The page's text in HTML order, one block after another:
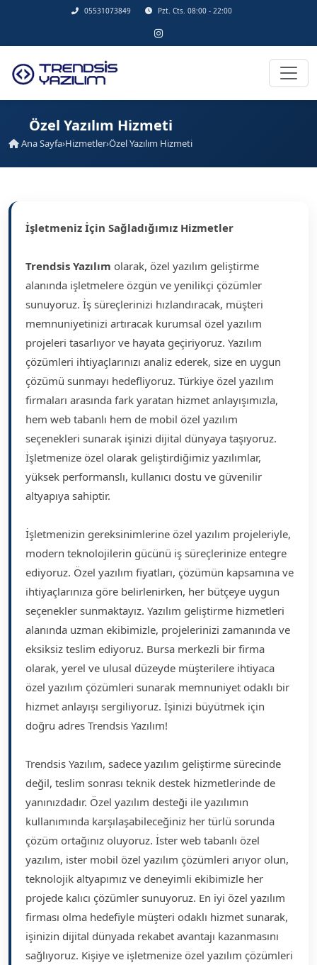
05531073849 Pzt. Cts. 08:00 - 22:00
Özel Yazılım Hizmeti
Ana Sayfa›Hizmetler›Özel Yazılım Hizmeti
İşletmeniz İçin Sağladığımız Hizmetler
Trendsis Yazılım olarak, özel yazılım geliştirme
alanında işletmelere özgün ve yenilikçi çözümler
sunuyoruz. İş süreçlerinizi hızlandıracak, müşteri
memnuniyetinizi artıracak kurumsal özel yazılım
projeleri tasarlıyor ve hayata geçiriyoruz. Yazılım
çözümleri ihtiyaçlarınızı analiz ederek, size en uygun
çözümü sunmayı hedefliyoruz. Türkiye özel yazılım
firmaları arasında fark yaratan hizmet anlayışımızla,
hem web tabanlı hem de mobil özel yazılım
seçenekleri sunarak işinizi dijital dünyaya taşıyoruz.
İşletmenize özel olarak geliştirdiğimiz yazılımlar,
yüksek performanslı, kullanıcı dostu ve güvenilir
altyapıya sahiptir.
İşletmenizin gereksinimlerine özel yazılım projeleriyle,
modern teknolojilerin gücünü iş süreçlerinize entegre
ediyoruz. Özel yazılım fiyatları, çözümün kapsamına ve
ihtiyaçlarınıza göre belirlenirken, her bütçeye uygun
seçenekler sunmaktayız. Yazılım geliştirme hizmetleri
alanında uzman ekibimizle, projelerinizi zamanında ve
eksiksiz teslim ediyoruz. Bursa merkezli bir firma
olarak, yerel ve ulusal düzeyde müşterilere ihtiyaca
özel yazılım çözümleri sunarak memnuniyet odaklı bir
hizmet anlayışı sergiliyoruz. İşinizi büyütmek için
doğru adres Trendsis Yazılım!
Trendsis Yazılım, sadece yazılım geliştirme sürecinde
değil, teslim sonrası teknik destek hizmetlerinde de
yanınızdadır. Özel yazılım desteği ile yazılımın
kullanımında karşılaşabileceğiniz her türlü sorunda
çözüm ortağınız oluyoruz. İster web tabanlı özel
yazılım, ister mobil özel yazılım çözümleri arıyor olun,
teknolojik altyapımız ve deneyimli ekibimizle her
projede kalıcı çözümler sunuyoruz. En iyi özel yazılım
firması olma hedefiyle müşteri odaklı hizmet sunarak,
işinizin dijital dünyada rekabet avantajı kazanmasını
sağlıyoruz. Kişiye ve işletmenize özel yazılım çözümleri